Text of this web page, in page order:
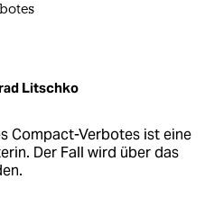
Litschko
Compact-Verbotes ist eine
Der Fall wird über das